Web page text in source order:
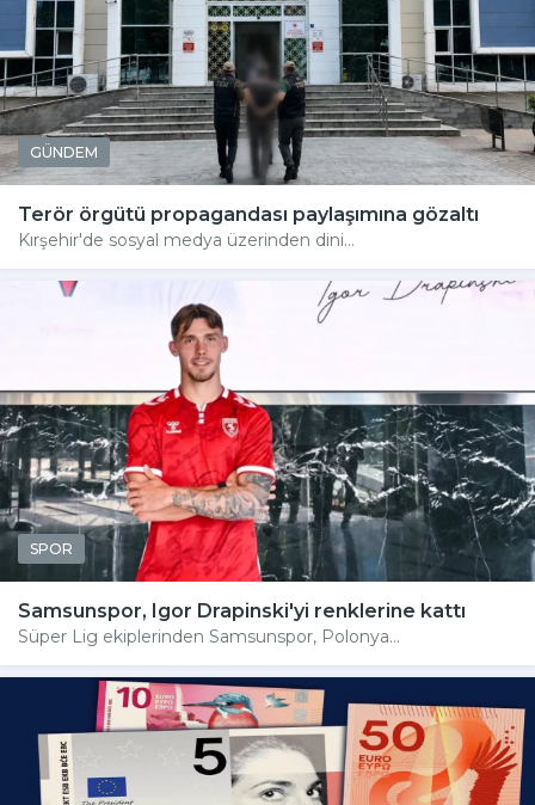
GÜNDEM
Terör örgütü propagandası paylaşımına gözaltı
Kırşehir'de sosyal medya üzerinden dini...
SPOR
Samsunspor, Igor Drapinski'yi renklerine kattı
Süper Lig ekiplerinden Samsunspor, Polonya...